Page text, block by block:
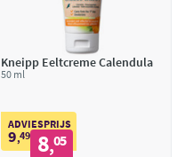
Kneipp Eeltcreme Calendula
50 ml
ADVIESPRIJS
9,49 8,05